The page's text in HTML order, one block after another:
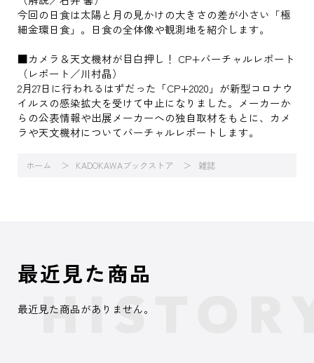
今回の日食は太陽と月の見かけの大きさの差が小さい「極
細金環日食」。日食の全体像や観測地を紹介します。
■カメラ＆天文機材が目白押し！ CP+バーチャルレポート
（レポート／川村晶）
2月27日に行われるはずだった「CP+2020」が新型コロナウ
イルスの感染拡大を受けて中止になりました。メーカーか
らの公表情報や出展メーカーへの独自取材をもとに、カメ
ラや天文機材についてバーチャルレポートします。
ホーム KADOKAWAブックストア 雑誌
最近見た商品
最近見た商品がありません。